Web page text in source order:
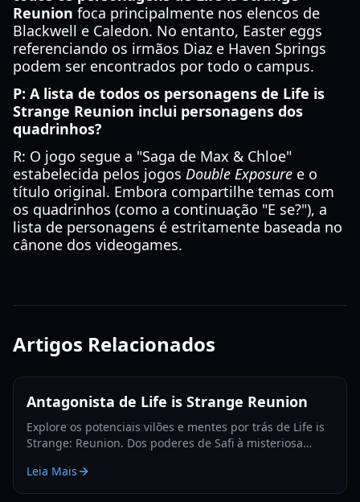
Reunion foca principalmente nos elencos de
Blackwell e Caledon. No entanto, Easter eggs
referenciando os irmãos Diaz e Haven Springs
podem ser encontrados por todo o campus.
P: A lista de todos os personagens de Life is
Strange Reunion inclui personagens dos
quadrinhos?
R: O jogo segue a "Saga de Max & Chloe"
estabelecida pelos jogos Double Exposure e o
título original. Embora compartilhe temas com
os quadrinhos (como a continuação "E se?"), a
lista de personagens é estritamente baseada no
cânone dos videogames.
Artigos Relacionados
Antagonista de Life is Strange Reunion
Explore os potenciais vilões e mentes por trás de Life is
Strange: Reunion. Dos poderes de Safi à misteriosa
Leia Mais